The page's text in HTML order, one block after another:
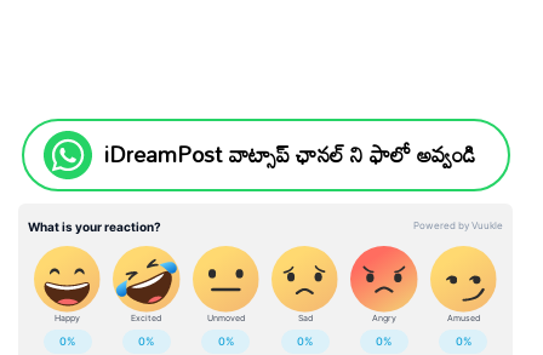
iDreamPost వాట్సాప్ ఛానల్ ని ఫాలో అవ్వండి